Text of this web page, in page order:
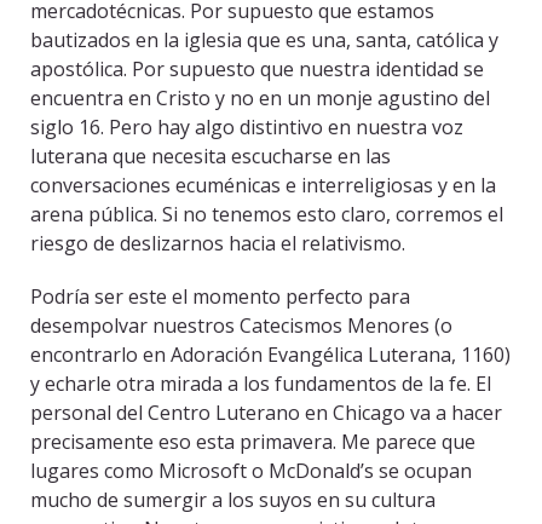
mercadotécnicas. Por supuesto que estamos
bautizados en la iglesia que es una, santa, católica y
apostólica. Por supuesto que nuestra identidad se
encuentra en Cristo y no en un monje agustino del
siglo 16. Pero hay algo distintivo en nuestra voz
luterana que necesita escucharse en las
conversaciones ecuménicas e interreligiosas y en la
arena pública. Si no tenemos esto claro, corremos el
riesgo de deslizarnos hacia el relativismo.
Podría ser este el momento perfecto para
desempolvar nuestros Catecismos Menores (o
encontrarlo en Adoración Evangélica Luterana, 1160)
y echarle otra mirada a los fundamentos de la fe. El
personal del Centro Luterano en Chicago va a hacer
precisamente eso esta primavera. Me parece que
lugares como Microsoft o McDonald’s se ocupan
mucho de sumergir a los suyos en su cultura